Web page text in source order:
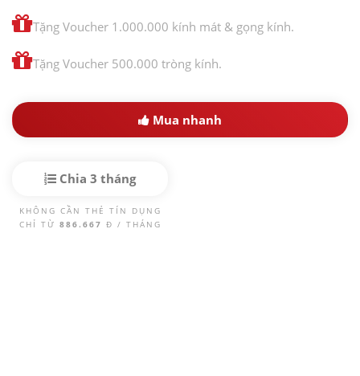
Tặng Voucher 1.000.000 kính mát & gọng kính.
Tặng Voucher 500.000 tròng kính.
Mua nhanh
Chia 3 tháng
KHÔNG CẦN THẺ TÍN DỤNG
CHỈ TỪ 886.667 Đ / THÁNG